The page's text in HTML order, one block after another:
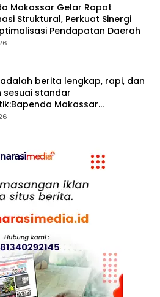
Makassar Gelar Rapat
Struktural, Perkuat Sinergi
Pendapatan Daerah
berita lengkap, rapi, dan
sesuai standar
Makassar
Persiapan Pekan Panutan